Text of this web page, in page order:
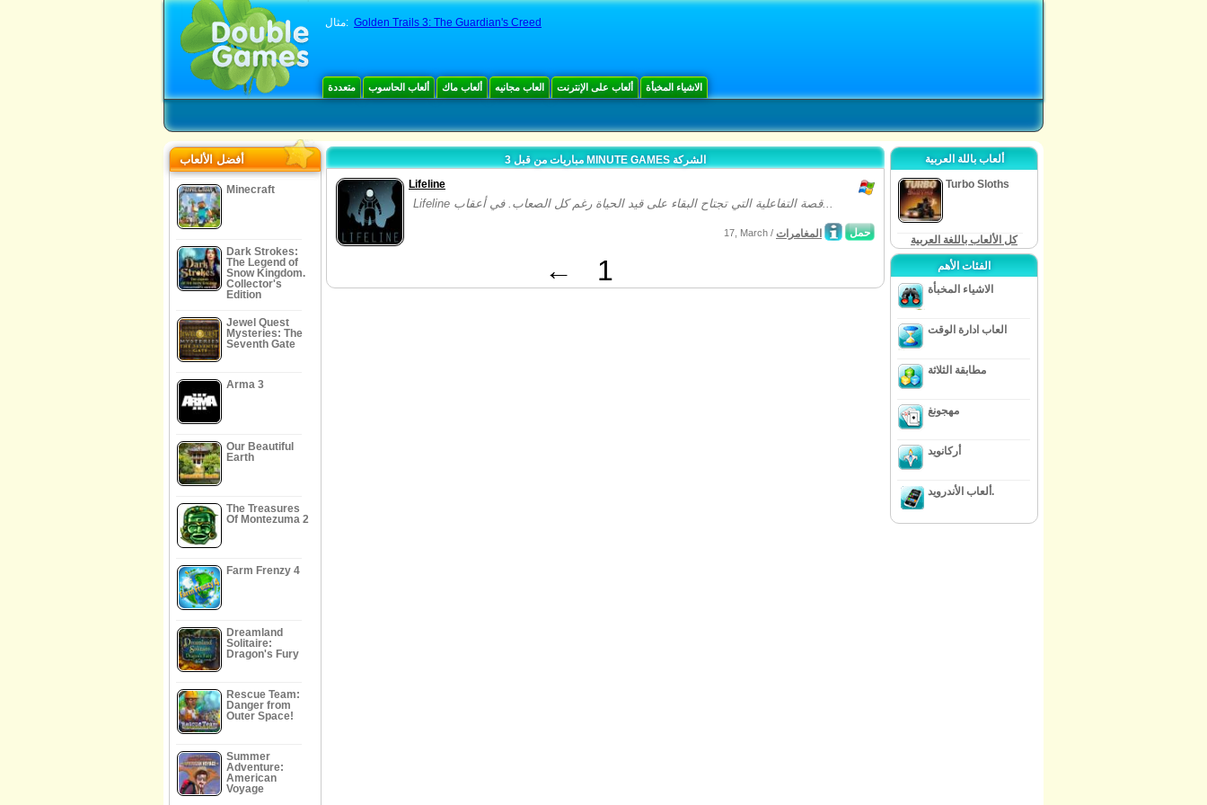
مثال: Golden Trails 3: The Guardian's Creed
متعددة ألعاب الحاسوب ألعاب ماك العاب مجانيه ألعاب على الإنترنت الاشياء المخبأة
أفضل الألعاب
Minecraft
Dark Strokes:
The Legend of
Snow Kingdom.
Collector's
Edition
Jewel Quest
Mysteries: The
Seventh Gate
Arma 3
Our Beautiful
Earth
The Treasures
Of Montezuma 2
Farm Frenzy 4
Dreamland
Solitaire:
Dragon's Fury
Rescue Team:
Danger from
Outer Space!
Summer
Adventure:
American
Voyage
مباريات من قبل 3 MINUTE GAMES الشركة
Lifeline
Lifeline قصة التفاعلية التي تجتاح البقاء على قيد الحياة رغم كل الصعاب. في أعقاب...
حمل 17, March / المغامرات
← 1
ألعاب باللة العربية
Turbo Sloths
كل الألعاب باللغة العربية
الفئات الأهم
الاشياء المخبأة
العاب ادارة الوقت
مطابقة الثلاثة
مهجونغ
أركانويد
ألعاب الأندرويد.